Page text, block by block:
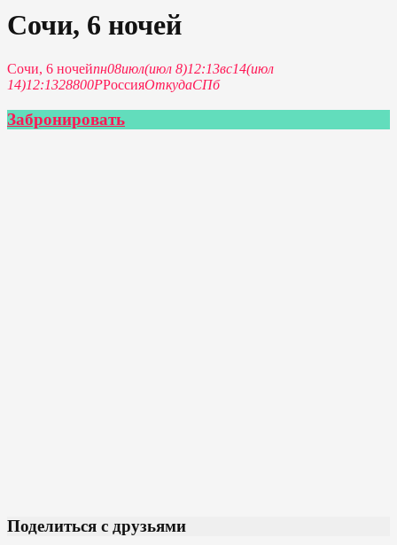
Сочи, 6 ночей
Сочи, 6 ночейпн08июл(июл 8)12:13вс14(июл
14)12:1328800РРоссияОткудаСПб
Забронировать
Поделиться с друзьями